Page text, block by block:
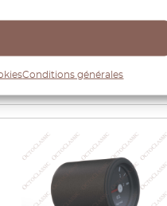
Conditions générales